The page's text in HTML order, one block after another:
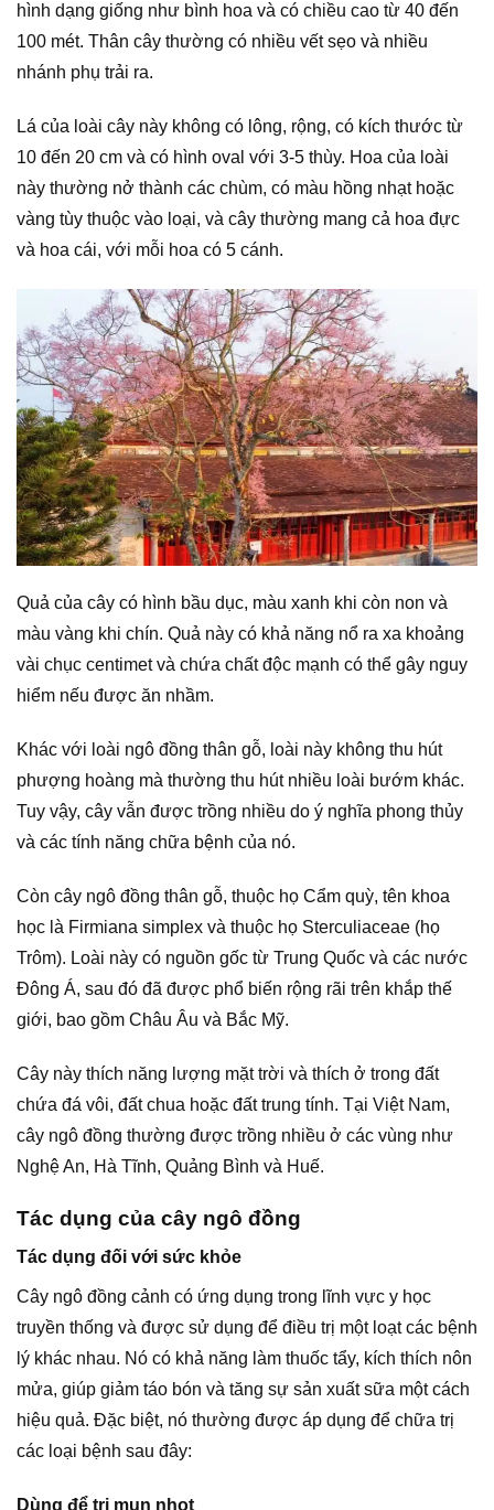
hình dạng giống như bình hoa và có chiều cao từ 40 đến
100 mét. Thân cây thường có nhiều vết sẹo và nhiều
nhánh phụ trải ra.
Lá của loài cây này không có lông, rộng, có kích thước từ
10 đến 20 cm và có hình oval với 3-5 thùy. Hoa của loài
này thường nở thành các chùm, có màu hồng nhạt hoặc
vàng tùy thuộc vào loại, và cây thường mang cả hoa đực
và hoa cái, với mỗi hoa có 5 cánh.
Quả của cây có hình bầu dục, màu xanh khi còn non và
màu vàng khi chín. Quả này có khả năng nổ ra xa khoảng
vài chục centimet và chứa chất độc mạnh có thể gây nguy
hiểm nếu được ăn nhầm.
Khác với loài ngô đồng thân gỗ, loài này không thu hút
phượng hoàng mà thường thu hút nhiều loài bướm khác.
Tuy vậy, cây vẫn được trồng nhiều do ý nghĩa phong thủy
và các tính năng chữa bệnh của nó.
Còn cây ngô đồng thân gỗ, thuộc họ Cẩm quỳ, tên khoa
học là Firmiana simplex và thuộc họ Sterculiaceae (họ
Trôm). Loài này có nguồn gốc từ Trung Quốc và các nước
Đông Á, sau đó đã được phổ biến rộng rãi trên khắp thế
giới, bao gồm Châu Âu và Bắc Mỹ.
Cây này thích năng lượng mặt trời và thích ở trong đất
chứa đá vôi, đất chua hoặc đất trung tính. Tại Việt Nam,
cây ngô đồng thường được trồng nhiều ở các vùng như
Nghệ An, Hà Tĩnh, Quảng Bình và Huế.
Tác dụng của cây ngô đồng
Tác dụng đối với sức khỏe
Cây ngô đồng cảnh có ứng dụng trong lĩnh vực y học
truyền thống và được sử dụng để điều trị một loạt các bệnh
lý khác nhau. Nó có khả năng làm thuốc tẩy, kích thích nôn
mửa, giúp giảm táo bón và tăng sự sản xuất sữa một cách
hiệu quả. Đặc biệt, nó thường được áp dụng để chữa trị
các loại bệnh sau đây:
Dùng để trị mụn nhọt